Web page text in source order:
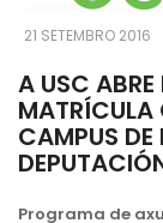
21 SETEMBRO 2016
A USC ABRE
CAMPUS
Programa de